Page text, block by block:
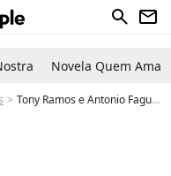
search newsletter
Novela Quem Ama
Tony Ramos e Antonio Fagundes se reencontram na novela 'Quem ama, cuida' - Foto